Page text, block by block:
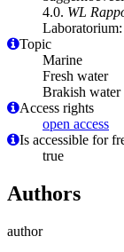
4.0. WL
Topic
Marine
Fresh water
Brakish water
Access rights
open access
Is accessible for
true
Authors
author